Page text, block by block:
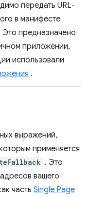
передать URL-
в манифесте
Это предназначено
приложении,
использовали
.
выражений,
применяется
. Это
вашего
часть Single Page